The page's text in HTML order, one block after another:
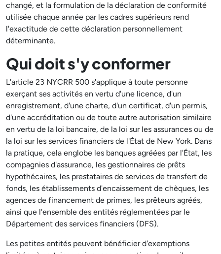
changé, et la formulation de la déclaration de conformité
utilisée chaque année par les cadres supérieurs rend
l'exactitude de cette déclaration personnellement
déterminante.
Qui doit s'y conformer
L'article 23 NYCRR 500 s'applique à toute personne
exerçant ses activités en vertu d'une licence, d'un
enregistrement, d'une charte, d'un certificat, d'un permis,
d'une accréditation ou de toute autre autorisation similaire
en vertu de la loi bancaire, de la loi sur les assurances ou de
la loi sur les services financiers de l'État de New York. Dans
la pratique, cela englobe les banques agréées par l'État, les
compagnies d'assurance, les gestionnaires de prêts
hypothécaires, les prestataires de services de transfert de
fonds, les établissements d'encaissement de chèques, les
agences de financement de primes, les prêteurs agréés,
ainsi que l'ensemble des entités réglementées par le
Département des services financiers (DFS).
Les petites entités peuvent bénéficier d'exemptions